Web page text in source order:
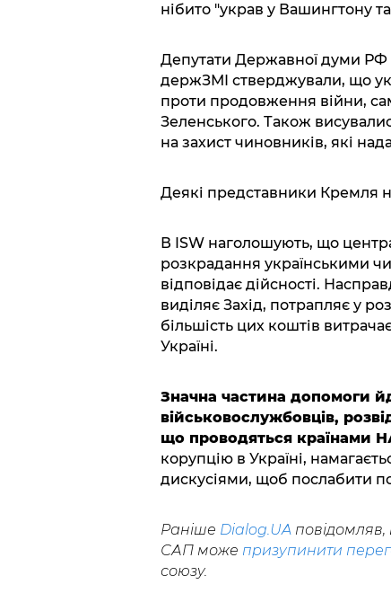
нібито "украв у Вашингтону
Депутати Державної думи РФ
держЗМІ стверджували, що
проти продовження війни,
Зеленського. Також
на захист чиновників, які
Деякі представники Кремля
В ISW наголошують, що
розкрадання українськими
відповідає дійсності.
виділяє Захід, потрапляє у
більшість цих коштів
Україні.
Значна частина допомоги
військовослужбовців,
що проводяться країнами
корупцію в Україні,
дискусіями, щоб послабити
Раніше Dialog.UAповідомляв,
САП може призупинити
союзу.